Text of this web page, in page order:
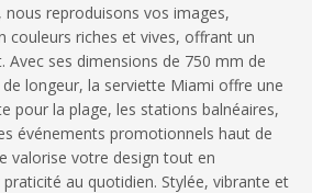
reproduisons vos images,
couleurs riches et vives, offrant un
Avec ses dimensions de 750 mm de
longeur, la serviette Miami offre une
pour la plage, les stations balnéaires,
événements promotionnels haut de
valorise votre design tout en
au quotidien. Stylée, vibrante et